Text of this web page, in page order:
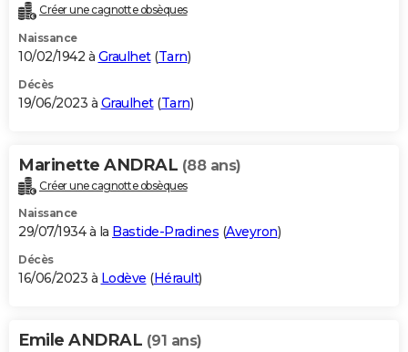
Créer une cagnotte obsèques
Naissance
10/02/1942 à Graulhet(Tarn)
Décès
19/06/2023 à Graulhet(Tarn)
Marinette ANDRAL (88 ans)
Créer une cagnotte obsèques
Naissance
29/07/1934 à la Bastide-Pradines (Aveyron)
Décès
16/06/2023 à Lodève (Hérault)
Emile ANDRAL (91 ans)